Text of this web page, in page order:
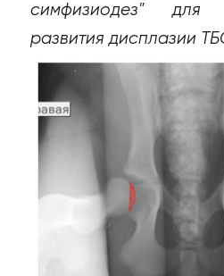
симфизиодез" для
развития дисплазии